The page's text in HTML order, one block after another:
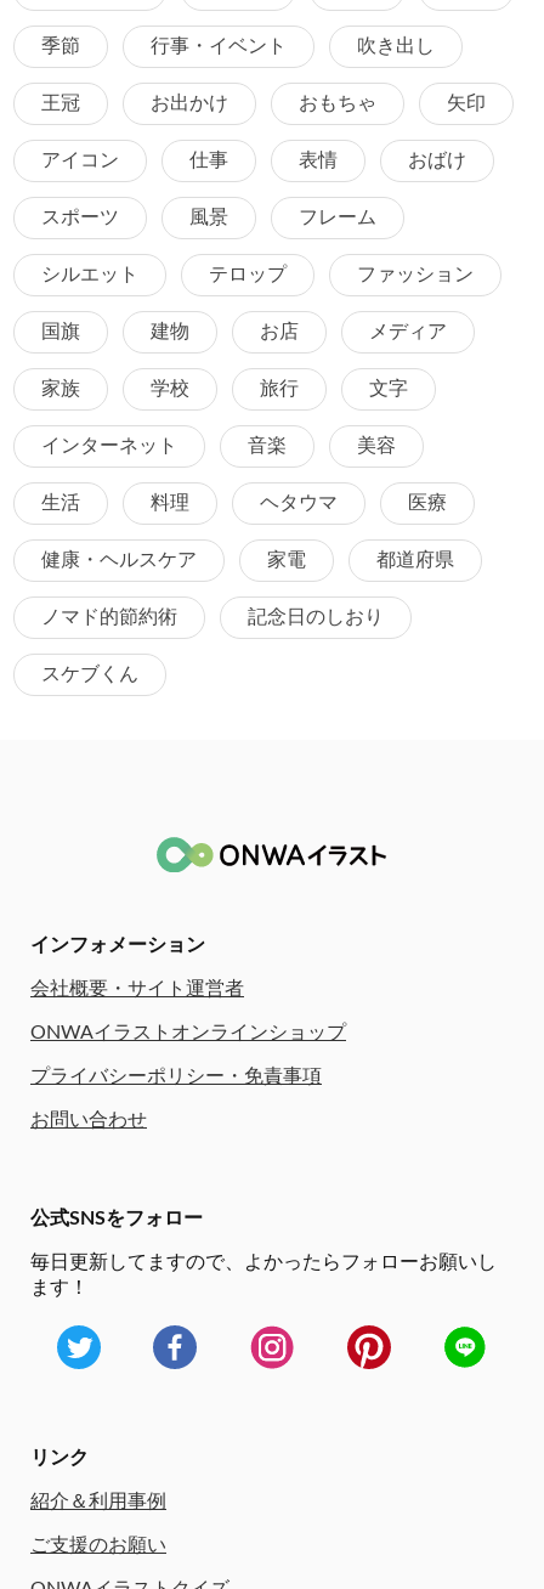
季節 行事・イベント 吹き出し
王冠 お出かけ おもちゃ 矢印
アイコン 仕事 表情 おばけ
スポーツ 風景 フレーム
シルエット テロップ ファッション
国旗 建物 お店 メディア
家族 学校 旅行 文字
インターネット 音楽 美容
生活 料理 ヘタウマ 医療
健康・ヘルスケア 家電 都道府県
ノマド的節約術 記念日のしおり
スケブくん
インフォメーション
会社概要・サイト運営者
ONWAイラストオンラインショップ
プライバシーポリシー・免責事項
お問い合わせ
公式SNSをフォロー
毎日更新してますので、
よかったらフォローお願いし
ます！
リンク
紹介＆利用事例
ご支援のお願い